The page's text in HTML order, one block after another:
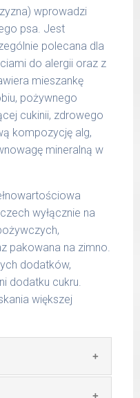
orientacyjnymi.
są od rasy,
oraz innych
1001 | 400
wprowadzi
psa. Jest
polecana dla
do alergii oraz z
mieszankę
pożywnego
cukinii, zdrowego
kompozycję alg,
mineralną w
wyłącznie na
pakowana na zimno.
dodatków,
dodatku cukru.
większej